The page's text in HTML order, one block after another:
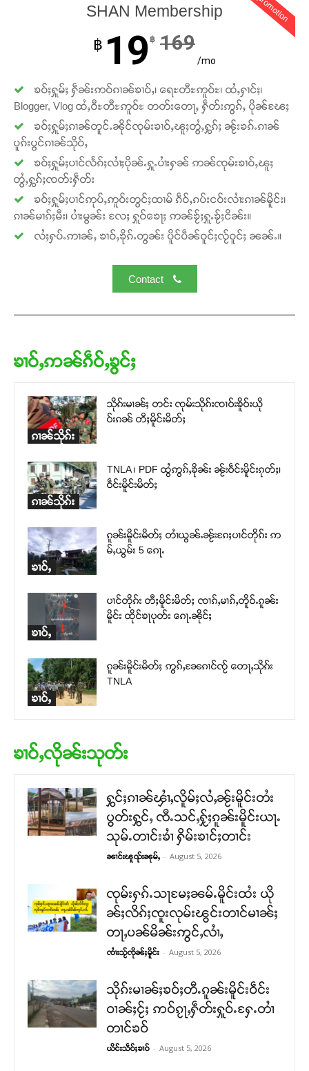
promotion
SHAN Membership
฿ 19 ฿ 169
/mo
ၶဝ်ႈႁူမ်ႈ ႁဵၼ်းဢဝ်ၵၢၼ်ၶၢဝ်ႇ၊ ရေႊတီႊဢူဝ်ႊ၊ ထႆႇႁၢင်ႈ၊
Blogger, Vlog ထႆႇဝီႊတီႊဢူဝ်ႊ တတ်းတေႃႇ ႁဵတ်းဢွၵ်ႇ ပိုၼ်ၽႄႈ
ၶဝ်ႈႁူမ်ႈၵၢၼ်တူင်ႉၼိုင်ၸုမ်းၶၢဝ်ႇၽူႈတွႆႇႁွၵ်ႈ ၼႂ်းၶၵ်ႉၵၢၼ်
ပူၵ်းပွင်ၵၢၼ်သိုဝ်ႇ
ၶဝ်ႈႁူမ်ႈပၢင်လႅၵ်ႈလၢႆႈပိုၼ်ႉႁူႉပၢႆးႁၼ် ဢၼ်ၸုမ်းၶၢဝ်ႇၽူႈ
တွႆႇႁွၵ်ႈၸတ်းႁဵတ်း
ၶဝ်ႈႁူမ်ႈပၢင်ဢုပ်ႇဢူဝ်းတွင်ႈထၢမ် ၵဵဝ်ႇၵပ်းငဝ်းလၢႆးၵၢၼ်မိူင်း၊
ၵၢၼ်မၢၵ်ႈမီး၊ ပၢႆးမွၼ်း လႄႈ ႁူဝ်ၶေႃႈ ဢၼ်ၶႂ်ႈႁူႉၶႂ်ႈငိၼ်း။
လႆႈႁပ်ႉဢၢၼ်ႇ ၶၢဝ်ႇၶိုၵ်ႉတွၼ်း ပိူင်ပဵၼ်ဝူင်ႈလႂ်ဝူင်ႈ ၼၼ်ႉ။
Contact
ၶၢဝ်ႇဢၼ်ၵဵဝ်ႇၶွင်ႈ
ၵၢၼ်သိုၵ်း
သိုၵ်းမၢၼ်ႈ တင်း ၸုမ်းသိုၵ်းၸၢဝ်းၶိူဝ်းယို
ဝ်းၵၼ် တီႈမိူင်းမိတ်ႈ
ၵၢၼ်သိုၵ်း
TNLA ၊ PDF ထွႆဢွၵ်ႇၶိုၼ်း ၼႂ်းဝဵင်းမိူင်းၵုတ်ႈ၊
ဝဵင်းမိူင်းမိတ်ႈ
ၶၢဝ်ႇ
ၵူၼ်းမိူင်းမိတ်ႈ တၢႆယွၼ်ႉၼႂ်းၵႄႈပၢင်တိုၵ်း ဢ
မ်ႇယွမ်း 5 ၵေႃႉ
ၶၢဝ်ႇ
ပၢင်တိုၵ်း တီႈမိူင်းမိတ်ႈ ၸၢၵ်ႇမၢၵ်ႇတိူဝ်ႉၵူၼ်း
မိူင်း ထိုင်ၶႃပုတ်း ၵေႃႉၼိုင်ႈ
ၶၢဝ်ႇ
ၵူၼ်းမိူင်းမိတ်ႈ ဢွၵ်ႇၼႄၵၢင်ၸႂ် တေႃႇသိုၵ်း
TNLA
ၶၢဝ်ႇလိုၼ်းသုတ်း
ႁွင်ႈၵၢၼ်ၾၢႆႇလိူမ်ႈလႆႇၼႂ်းမိူင်းတႆး
ပွတ်းႁွင်ႇ ၸီႉသင်ႇႁႂ်ႈၵူၼ်းမိူင်းယႃႉ
သုမ်ႉတၢင်းၶၢႆ ႁိမ်းၶၢင်ႈတၢင်း
ၼၢင်းၽူၺ်းၼုမ်ႇ - August 5, 2026
ၸုမ်းႁၵ်ႉသႃမႄႈၼမ်ႉမိူင်းထႆး ယို
ၼ်ႈလိၵ်ႈၸူးလုမ်းၽွင်းတၢင်မၢၼ်ႈ
တႃႇပၼ်မိၼ်းဢွင်ႇလၢႆႇ
ၸၢႆးသႂ်ၸိုၼ်ႈမိူင်း - August 5, 2026
သိုၵ်းမၢၼ်ႈၶဝ်ႈတီႉၵူၼ်းမိူင်းဝဵင်း
ဝၢၼ်ႈငႂ်ႈ ဢဝ်ၵႂႃႇႁဵတ်းႁူဝ်ႉႁႄႉတၢႆ
တၢင်ၶဝ်
ယိင်းသဵဝ်ႈၶၢဝ် - August 5, 2026